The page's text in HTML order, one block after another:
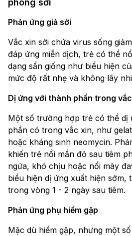
phòng sởi
Phản ứng giả sởi
Vắc xin sởi chứa virus sống
đáp ứng miễn dịch, trẻ có thể
dạng sẩn giống như biểu hiện
mức độ rất nhẹ và không lây
Dị ứng với thành phần trong
Một số trường hợp trẻ có thể dị
phần có trong vắc xin, như
hoặc kháng sinh neomycin.
khiến trẻ nổi mẩn đỏ sau tiêm
ngứa, khó chịu hoặc nổi mày
biểu hiện dị ứng xuất hiện sớm,
trong vòng 1 - 2 ngày sau tiêm.
Phản ứng phụ hiếm gặp
Mặc dù hiếm gặp, nhưng một